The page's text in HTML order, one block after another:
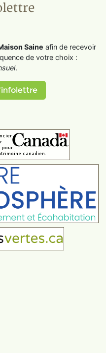
Saine afin de recevoir
de votre choix :
.